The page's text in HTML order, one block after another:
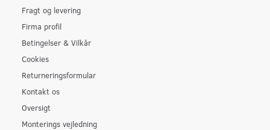
Fragt og levering
Firma profil
Betingelser & Vilkår
Cookies
Returneringsformular
Kontakt os
Oversigt
Monterings vejledning